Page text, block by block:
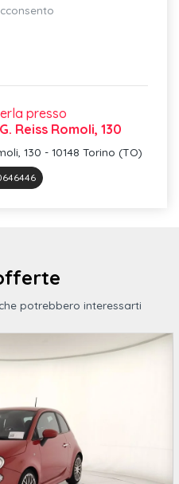
opaco
15"
di sicurezza anteriori e
del conducente
presso
Reiss Romoli, 130
130 - 10148 Torino (TO)
potrebbero interessarti